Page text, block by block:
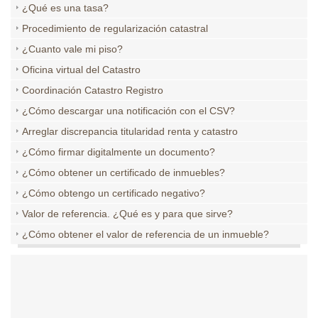
¿Qué es una tasa?
Procedimiento de regularización catastral
¿Cuanto vale mi piso?
Oficina virtual del Catastro
Coordinación Catastro Registro
¿Cómo descargar una notificación con el CSV?
Arreglar discrepancia titularidad renta y catastro
¿Cómo firmar digitalmente un documento?
¿Cómo obtener un certificado de inmuebles?
¿Cómo obtengo un certificado negativo?
Valor de referencia. ¿Qué es y para que sirve?
¿Cómo obtener el valor de referencia de un inmueble?